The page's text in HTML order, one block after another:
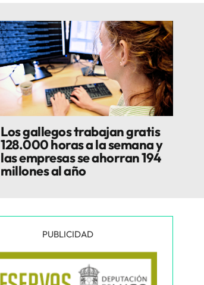
Los gallegos trabajan gratis
128.000 horas a la semana y
las empresas se ahorran 194
millones al año
PUBLICIDAD